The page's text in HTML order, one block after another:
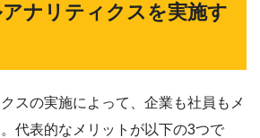
ナリティクスを実施す
スの実施によって、企業も社員もメ
代表的なメリットが以下の3つで